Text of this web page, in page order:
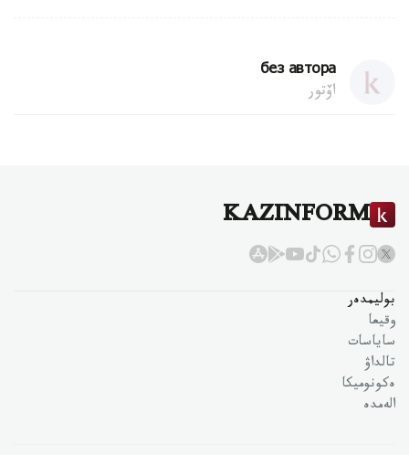
без автора
اۆتور
KAZINFORM
بوليمدەر
وقيعا
ساياسات
تالداۋ
ەكونوميكا
الەمدە